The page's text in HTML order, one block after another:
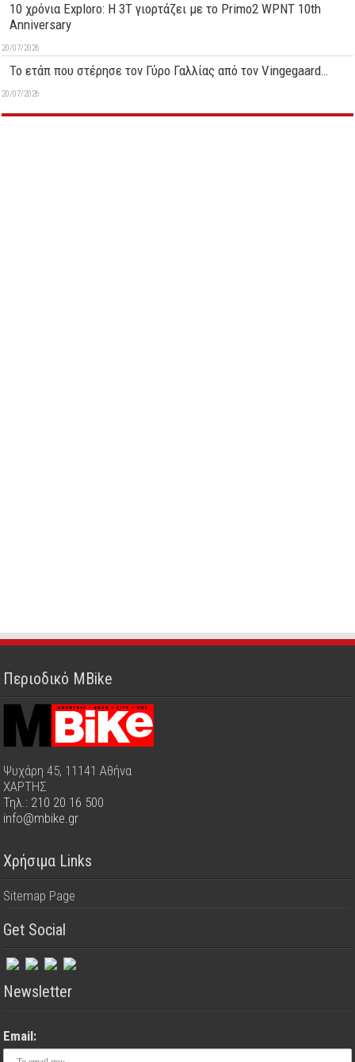
10 χρόνια Exploro: Η 3T γιορτάζει με το Primo2 WPNT 10th
Anniversary
20/07/2026
Το ετάπ που στέρησε τον Γύρο Γαλλίας από τον Vingegaard…
20/07/2026
Περιοδικό MBike
Ψυχάρη 45, 11141 Αθήνα
ΧΑΡΤΗΣ
Τηλ.: 210 20 16 500
info@mbike.gr
Χρήσιμα Links
Sitemap Page
Get Social
Newsletter
Email: